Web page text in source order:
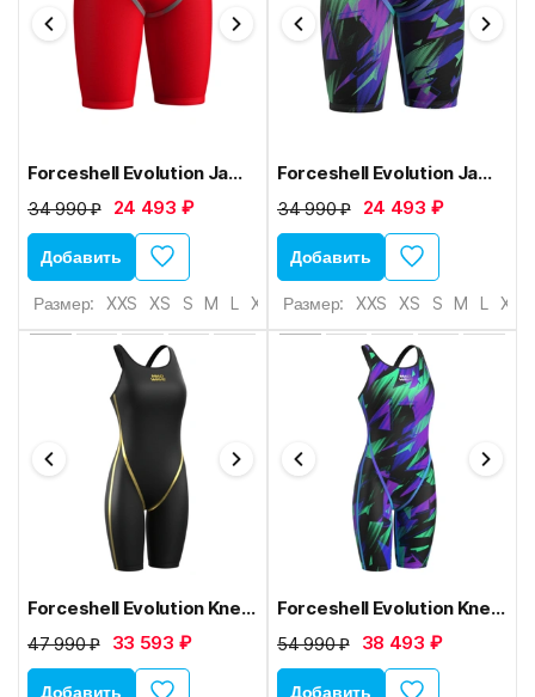
Forceshell Evolution Jammer
34 990 ₽ 24 493 ₽
Добавить
Размер: XXS XS S M L XL
Forceshell Evolution Jammer U1
34 990 ₽ 24 493 ₽
Добавить
Размер: XXS XS S M L XL
Forceshell Evolution Kneeskin
47 990 ₽ 33 593 ₽
Добавить
Forceshell Evolution Kneeskin U1
54 990 ₽ 38 493 ₽
Добавить